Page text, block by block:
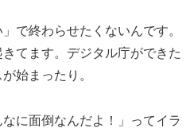
で終わらせたくないんです。
てます。デジタル庁ができた
始まったり。
に面倒なんだよ！」ってイラ